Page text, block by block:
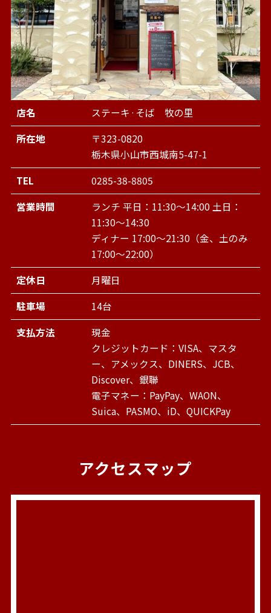
店名
ステーキ·そば 牧の里
所在地
〒323-0820
栃木県小山市西城南5-47-1
TEL
0285-38-8805
営業時間
ランチ 平日：11:30～14:00 土日：
11:30～14:30
ディナー 17:00～21:30（金、土のみ
17:00～22:00）
定休日
月曜日
駐車場
14台
支払方法
現金
クレジットカード：VISA、マスタ
ー、アメックス、DINERS、JCB、
Discover、銀聯
電子マネー：PayPay、WAON、
Suica、PASMO、iD、QUICKPay
アクセスマップ